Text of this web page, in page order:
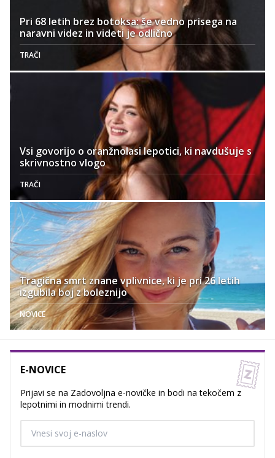
Pri 68 letih brez botoksa: še vedno prisega na
naravni videz in videti je odlično
TRAČI
Vsi govorijo o oranžnolasi lepotici, ki navdušuje s
skrivnostno vlogo
TRAČI
Tragična smrt znane vplivnice, ki je pri 26 letih
izgubila boj z boleznijo
NOVICE
E-NOVICE
Prijavi se na Zadovoljna e-novičke in bodi na tekočem z
lepotnimi in modnimi trendi.